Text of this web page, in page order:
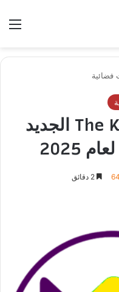
فضائية
تردد The Kingdom Sat الجديد
2025
2 دقائق